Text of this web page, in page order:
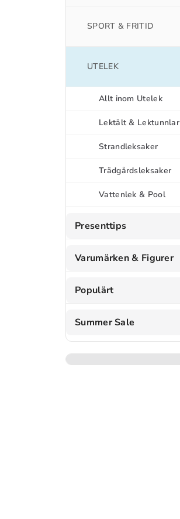
SPORT & FRITID
UTELEK
Allt inom Utelek
Lektält & Lektunnlar
Strandleksaker
Trädgårdsleksaker
Vattenlek & Pool
Presenttips
Varumärken & Figurer
Populärt
Summer Sale